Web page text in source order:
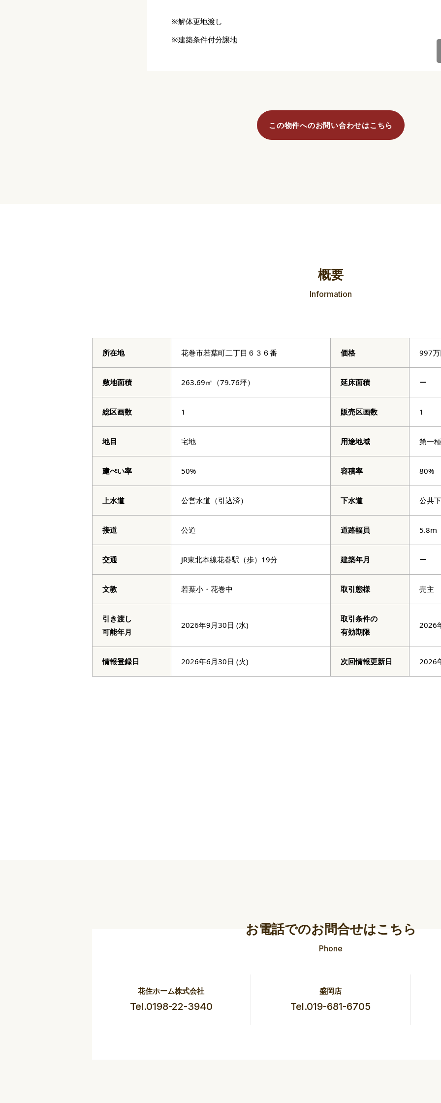
※解体更地渡し
※建築条件付分譲地
この物件へのお問い合わせはこちら
概要
Information
所在地 花巻市若葉町二丁目６３６番 価格 997
敷地面積 263.69㎡（79.76坪） 延床面積 ー
総区画数 1 販売区画数 1
地目 宅地 用途地域 第一
建ぺい率 50% 容積率 80%
上水道 公営水道（引込済） 下水道 公共
接道 公道 道路幅員 5.8m
交通 JR東北本線花巻駅（歩）19分 建築年月 ー
文教 若葉小・花巻中 取引態様 売主
引き渡し
可能年月
2026年9月30日 (水)
取引条件の
有効期限
2026
情報登録日 2026年6月30日 (火) 次回情報更新日 2026
お電話でのお問合せはこちら
Phone
花住ホーム株式会社
Tel.0198-22-3940
盛岡店
Tel.019-681-6705